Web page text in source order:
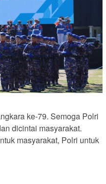
ke-79. Semoga Polri
dicintai masyarakat.
masyarakat, Polri untuk